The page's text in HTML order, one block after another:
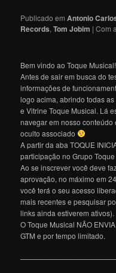
Publicado em Antonio
Records,Tom Jobim |Com
Bem vindo ao Toque Musical!
Antes de sair em busca do
informações de
logo acima, abrindo todas
e Vitrine Toque Musical. Lá
navegar em nosso conteúdo
oculto associado
A partir da aba TOQUE
participação no Grupo
Ao se inscrever você deve
aprovação, no máximo em
você terá o seu acesso
mais recentes e pesquisar
links ainda estiverem ativos).
O Toque Musical NÃO
GTM e por tempo limitado.